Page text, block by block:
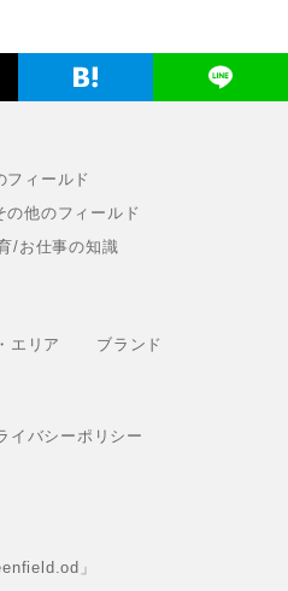
フィールド
の他のフィールド
/お仕事の知識
エリア ブランド
イバシーポリシー
」